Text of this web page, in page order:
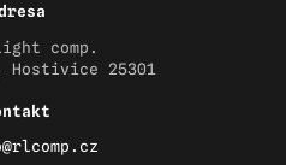
comp.
Hostivice 25301